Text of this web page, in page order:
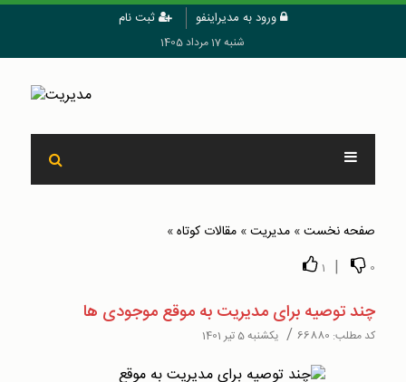
ورود به مدیراینفو ثبت نام
شنبه 17 مرداد 1405
صفحه نخست» مدیریت» مقالات کوتاه»
0
|
1
چند توصیه برای مدیریت به موقع موجودی ها
کد مطلب: 66880
/ یکشنبه 5 تیر 1401